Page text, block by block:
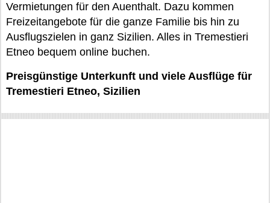
Vermietungen für den Auenthalt. Dazu kommen
Freizeitangebote für die ganze Familie bis hin zu
Ausflugszielen in ganz Sizilien. Alles in Tremestieri
Etneo bequem online buchen.
Preisgünstige Unterkunft und viele Ausflüge für
Tremestieri Etneo, Sizilien